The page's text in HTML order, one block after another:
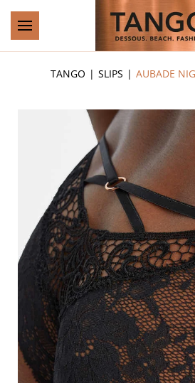
Zum Hauptinhalt springen
TANGO SLIPS AUBADE